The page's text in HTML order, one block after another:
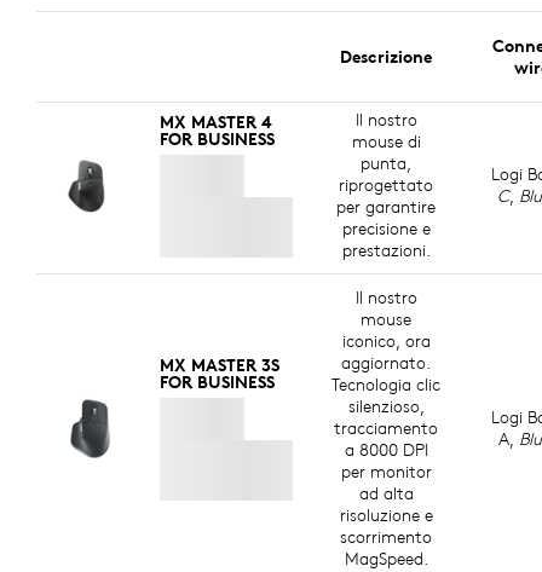
Descrizione
MX MASTER 4
FOR BUSINESS
Il nostro
mouse di
punta,
riprogettato
per garantire
precisione e
prestazioni.
Logi
C,
MX MASTER 3S
FOR BUSINESS
Il nostro
mouse
iconico, ora
aggiornato.
Tecnologia clic
silenzioso,
tracciamento
a 8000 DPI
per monitor
ad alta
risoluzione e
scorrimento
MagSpeed.
Logi
A,